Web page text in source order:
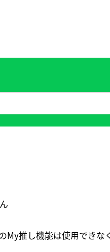
My推し機能は使用できな